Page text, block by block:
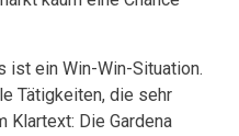
ist ein Win-Win-Situation.
Tätigkeiten, die sehr
Klartext: Die Gardena